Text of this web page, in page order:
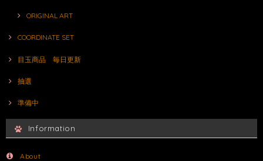
ORIGINAL ART
COORDINATE SET
目玉商品 毎日更新
抽選
準備中
Information
About